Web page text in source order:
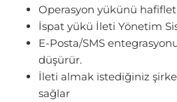
Operasyon yükünü
İspat yükü İleti Yönetim
E-Posta/SMS
düşürür.
İleti almak istediğiniz
sağlar